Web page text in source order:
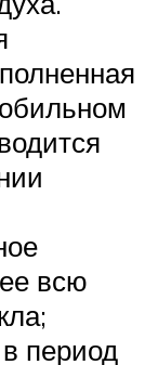
всю
период